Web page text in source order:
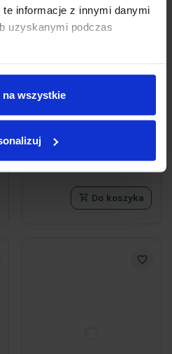
te informacje z innymi danymi
uzyskanymi podczas
na wszystkie
Niezbędny Magnum
5.0(1)
24
Do koszyka